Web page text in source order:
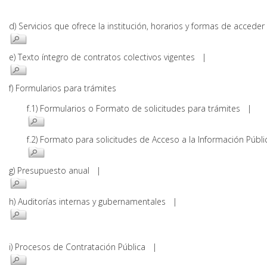
d) Servicios que ofrece la institución, horarios y formas de
e) Texto íntegro de contratos colectivos vigentes |
f) Formularios para trámites
f.1) Formularios o Formato de solicitudes para trámites |
f.2) Formato para solicitudes de Acceso a la Información
g) Presupuesto anual |
h) Auditorías internas y gubernamentales |
i) Procesos de Contratación Pública |